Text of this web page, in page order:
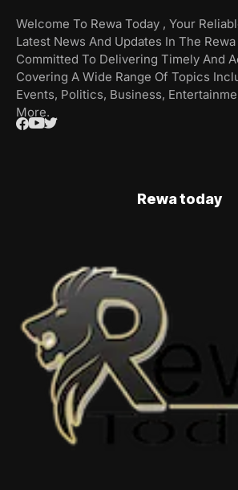
Welcome To Rewa Today , Your
Latest News And Updates In The
Committed To Delivering Timely And
Covering A Wide Range Of Topics
Events, Politics, Business,
More.
Rewa today